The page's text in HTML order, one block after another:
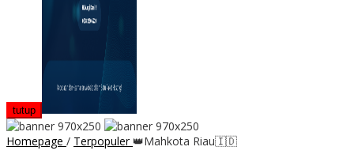
tutup
Homepage / Terpopuler 👑Mahkota Riau🇮🇩